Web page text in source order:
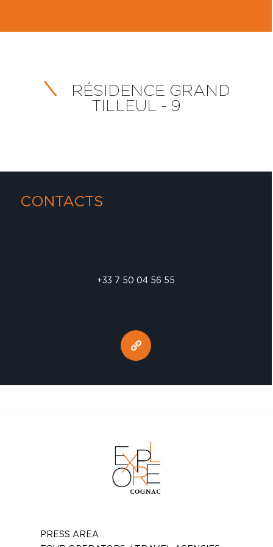
RÉSIDENCE GRAND
TILLEUL - 9
CONTACTS
+33 7 50 04 56 55
PRESS AREA